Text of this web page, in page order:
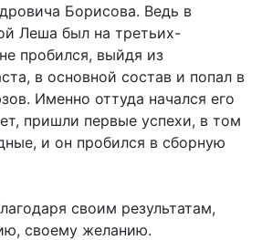
Борисова. Ведь в
Леша был на третьих-
пробился, выйдя из
в основной состав и попал в
Именно оттуда начался его
пришли первые успехи, в том
и он пробился в сборную
своим результатам,
своему желанию.